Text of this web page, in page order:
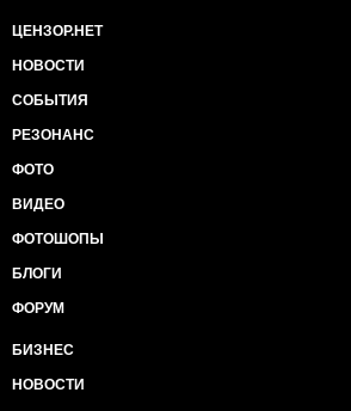
ЦЕНЗОР.НЕТ
НОВОСТИ
СОБЫТИЯ
РЕЗОНАНС
ФОТО
ВИДЕО
ФОТОШОПЫ
БЛОГИ
ФОРУМ
БИЗНЕС
НОВОСТИ